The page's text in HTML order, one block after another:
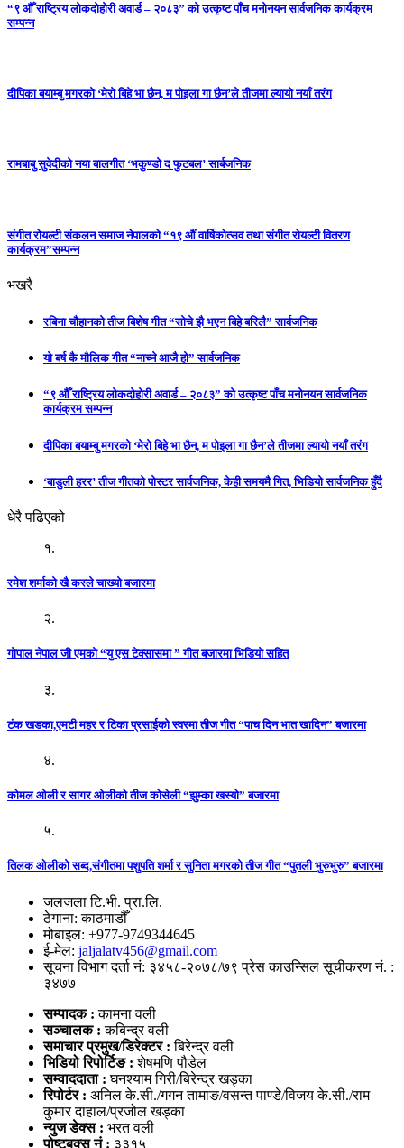
“९ औँ राष्ट्रिय लोकदोहोरी अवार्ड – २०८३” को उत्कृष्ट पाँच मनोनयन सार्वजनिक कार्यक्रम
सम्पन्न
दीपिका बयाम्बु मगरको ‘मेरो बिहे भा छैन, म पोइला गा छैन’ले तीजमा ल्यायो नयाँ तरंग
रामबाबु सुवेदीको नया बालगीत ‘भकुण्डो द फुटबल’ सार्बजनिक
संगीत रोयल्टी संकलन समाज नेपालको “१९ औं वार्षिकोत्सव तथा संगीत रोयल्टी वितरण
कार्यक्रम”सम्पन्न
भखरै
रबिना चौहानको तीज बिशेष गीत “सोचे झै भएन बिहे बरिलै” सार्वजनिक
यो बर्ष कै मौलिक गीत “नाच्ने आजै हो” सार्वजनिक
“९ औँ राष्ट्रिय लोकदोहोरी अवार्ड – २०८३” को उत्कृष्ट पाँच मनोनयन सार्वजनिक
कार्यक्रम सम्पन्न
दीपिका बयाम्बु मगरको ‘मेरो बिहे भा छैन, म पोइला गा छैन’ले तीजमा ल्यायो नयाँ तरंग
‘बाडुली हरर’ तीज गीतको पोस्टर सार्वजनिक, केही समयमै गित, भिडियो सार्वजनिक हुँदै
धेरै पढिएको
१.
रमेश शर्माको खै कस्ले चाख्यो बजारमा
२.
गोपाल नेपाल जी एमको “यु एस टेक्सासमा ” गीत बजारमा भिडियो सहित
३.
टंक खडका,एमटी महर र टिका प्रसाईको स्वरमा तीज गीत “पाच दिन भात खादिन” बजारमा
४.
कोमल ओली र सागर ओलीको तीज कोसेली “झुम्का खस्यो” बजारमा
५.
तिलक ओलीको सब्द,संगीतमा पशुपति शर्मा र सुनिता मगरको तीज गीत “पुतली भुरुभुरु” बजारमा
जलजला टि.भी. प्रा.लि.
ठेगाना: काठमाडौँ
मोबाइल: +977-9749344645
ई-मेल: jaljalatv456@gmail.com
सूचना विभाग दर्ता नं: ३४५८-२०७८/७९ प्रेस काउन्सिल सूचीकरण नं. :
३४७७
सम्पादक :कामना वली
सञ्‍चालक : कबिन्द्र वली
समाचार प्रमुख/डिरेक्टर :बिरेन्द्र वली
भिडियो रिपोर्टिङ : शेषमणि पौडेल
सम्वाददाता :घनश्याम गिरी/बिरेन्द्र खड्का
रिपोर्टर : अनिल के.सी./गगन तामाङ/वसन्त पाण्डे/विजय के.सी./राम
कुमार दाहाल/प्रजोल खड्का
न्युज डेक्स : भरत वली
पोष्‍टबक्स नं : ३३१५